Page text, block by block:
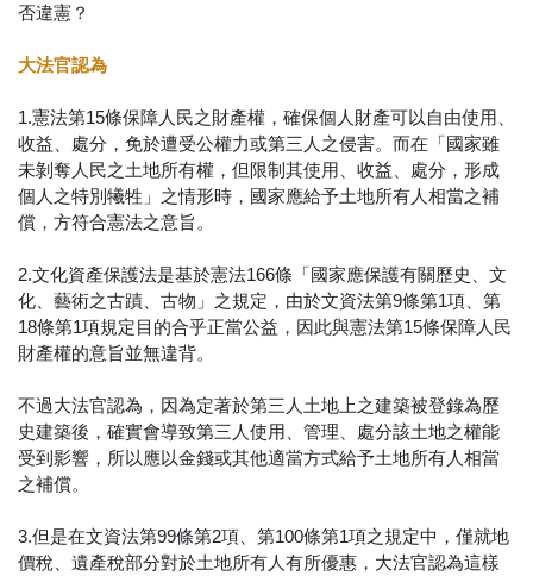
否違憲？
大法官認為
1.憲法第15條保障人民之財產權，確保個人財產可以自由使用、
收益、處分，免於遭受公權力或第三人之侵害。而在「國家雖
未剝奪人民之土地所有權，但限制其使用、收益、處分，形成
個人之特別犧牲」之情形時，國家應給予土地所有人相當之補
償，方符合憲法之意旨。
2.文化資產保護法是基於憲法166條「國家應保護有關歷史、文
化、藝術之古蹟、古物」之規定，由於文資法第9條第1項、第
18條第1項規定目的合乎正當公益，因此與憲法第15條保障人民
財產權的意旨並無違背。
不過大法官認為，因為定著於第三人土地上之建築被登錄為歷
史建築後，確實會導致第三人使用、管理、處分該土地之權能
受到影響，所以應以金錢或其他適當方式給予土地所有人相當
之補償。
3.但是在文資法第99條第2項、第100條第1項之規定中，僅就地
價稅、遺產稅部分對於土地所有人有所優惠，大法官認為這樣